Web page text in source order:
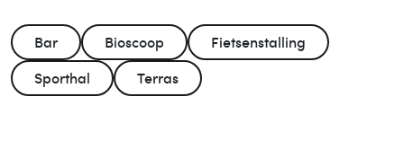
Bar Bioscoop
Fietsenstalling
Sporthal
Terras